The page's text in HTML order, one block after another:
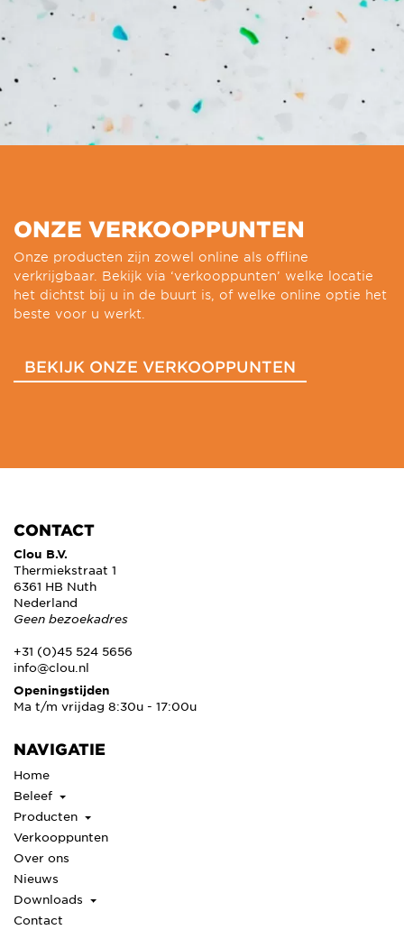
ONZE VERKOOPPUNTEN
Onze producten zijn zowel online als offline
verkrijgbaar. Bekijk via ‘verkooppunten’ welke locatie
het dichtst bij u in de buurt is, of welke online optie het
beste voor u werkt.
BEKIJK ONZE VERKOOPPUNTEN
CONTACT
Clou B.V.
Thermiekstraat 1
6361 HB Nuth
Nederland
Geen bezoekadres
+31 (0)45 524 5656
info@clou.nl
Openingstijden
Ma t/m vrijdag 8:30u - 17:00u
NAVIGATIE
Home
Beleef
Producten
Verkooppunten
Over ons
Nieuws
Downloads
Contact